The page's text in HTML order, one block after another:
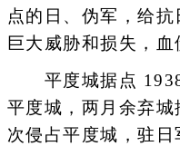
点的日、伪军，给
巨大威胁和损失，血
平度城据点 1938
平度城，两月余弃
次侵占平度城，驻